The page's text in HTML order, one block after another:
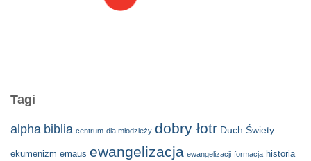
Tagi
alpha biblia centrum dla młodzieży dobry łotr Duch Świety
ekumenizm emaus ewangelizacja ewangelizacji formacja historia